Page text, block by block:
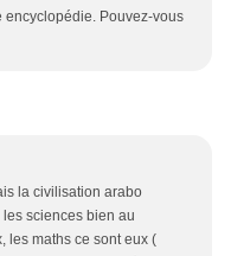
encyclopédie. Pouvez-vous
la civilisation arabo
sciences bien au
les maths ce sont eux (